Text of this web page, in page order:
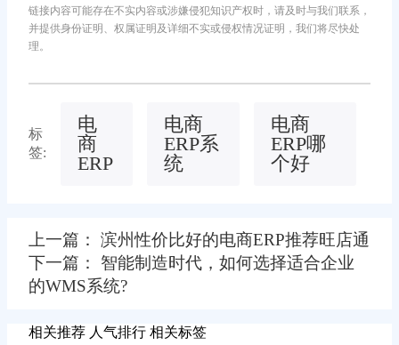
链接内容可能存在不实内容或涉嫌侵犯知识产权时，请及时与我们联系，
并提供身份证明、权属证明及详细不实或侵权情况证明，我们将尽快处
理。
标
签:
电
商
ERP
电商
ERP系
统
电商
ERP哪
个好
上一篇： 滨州性价比好的电商ERP推荐旺店通
下一篇： 智能制造时代，如何选择适合企业
的WMS系统?
相关推荐 人气排行 相关标签